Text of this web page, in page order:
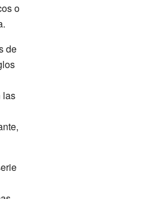
o
de
las